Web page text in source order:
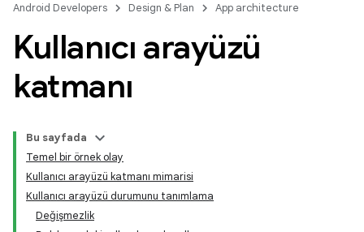
Android Developers Design & Plan App architecture
Kullanıcı arayüzü
katmanı
Bu sayfada
Temel bir örnek olay
Kullanıcı arayüzü katmanı mimarisi
Kullanıcı arayüzü durumunu tanımlama
Değişmezlik